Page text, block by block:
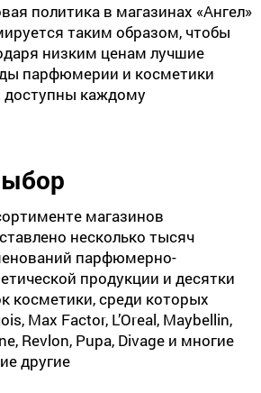
политика в магазинах «Ангел»
таким образом, чтобы
низким ценам лучшие
парфюмерии и косметики
доступны каждому
магазинов
несколько тысяч
парфюмерно-
продукции и десятки
косметики, среди которых
Max Factor, L’Oreal, Maybellin,
Revlon, Pupa, Divage и многие
другие